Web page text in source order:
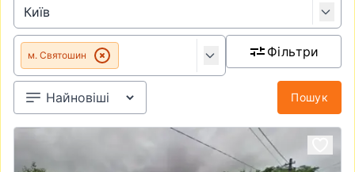
м. Святошин Фільтри
Пошук